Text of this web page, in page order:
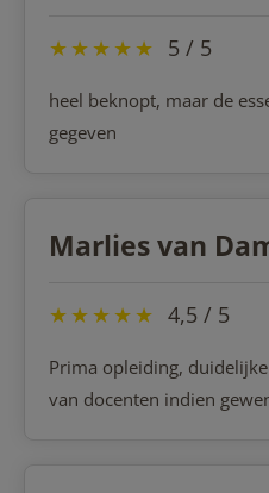
★★★★★ 5 / 5
heel beknopt, maar de
gegeven
Marlies van
★★★★★ 4,5 / 5
Prima opleiding,
van docenten indien